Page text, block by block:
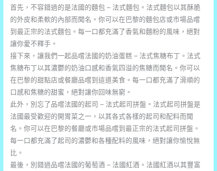
首先，不容錯過的是法國的麵包 – 法式麵包。法式麵包以其酥脆
的外皮和柔軟的內部而聞名。你可以在巴黎的麵包店或市場品嚐
到最正宗的法式麵包。每一口都充滿了香氣和麵粉的風味，絕對
讓你愛不釋手。
接下來，讓我們一起品嚐法國的奶油蛋糕 – 法式焦糖布丁。法式
焦糖布丁以其濃鬱的奶油口感和香氣四溢的焦糖而聞名。你可以
在巴黎的甜點店或餐廳品嚐到這道美食。每一口都充滿了滑順的
口感和焦糖的甜蜜，絕對讓你回味無窮。
此外，別忘了品嚐法國的起司 – 法式起司拼盤。法式起司拼盤是
法國最受歡迎的開胃菜之一，以其各式各樣的起司和配料而聞
名。你可以在巴黎的餐廳或市場品嚐到最正宗的法式起司拼盤。
每一口都充滿了起司的濃鬱和各種配料的風味，絕對讓你愉悅無
比。
最後，別錯過品嚐法國的葡萄酒 – 法國紅酒。法國紅酒以其豐富